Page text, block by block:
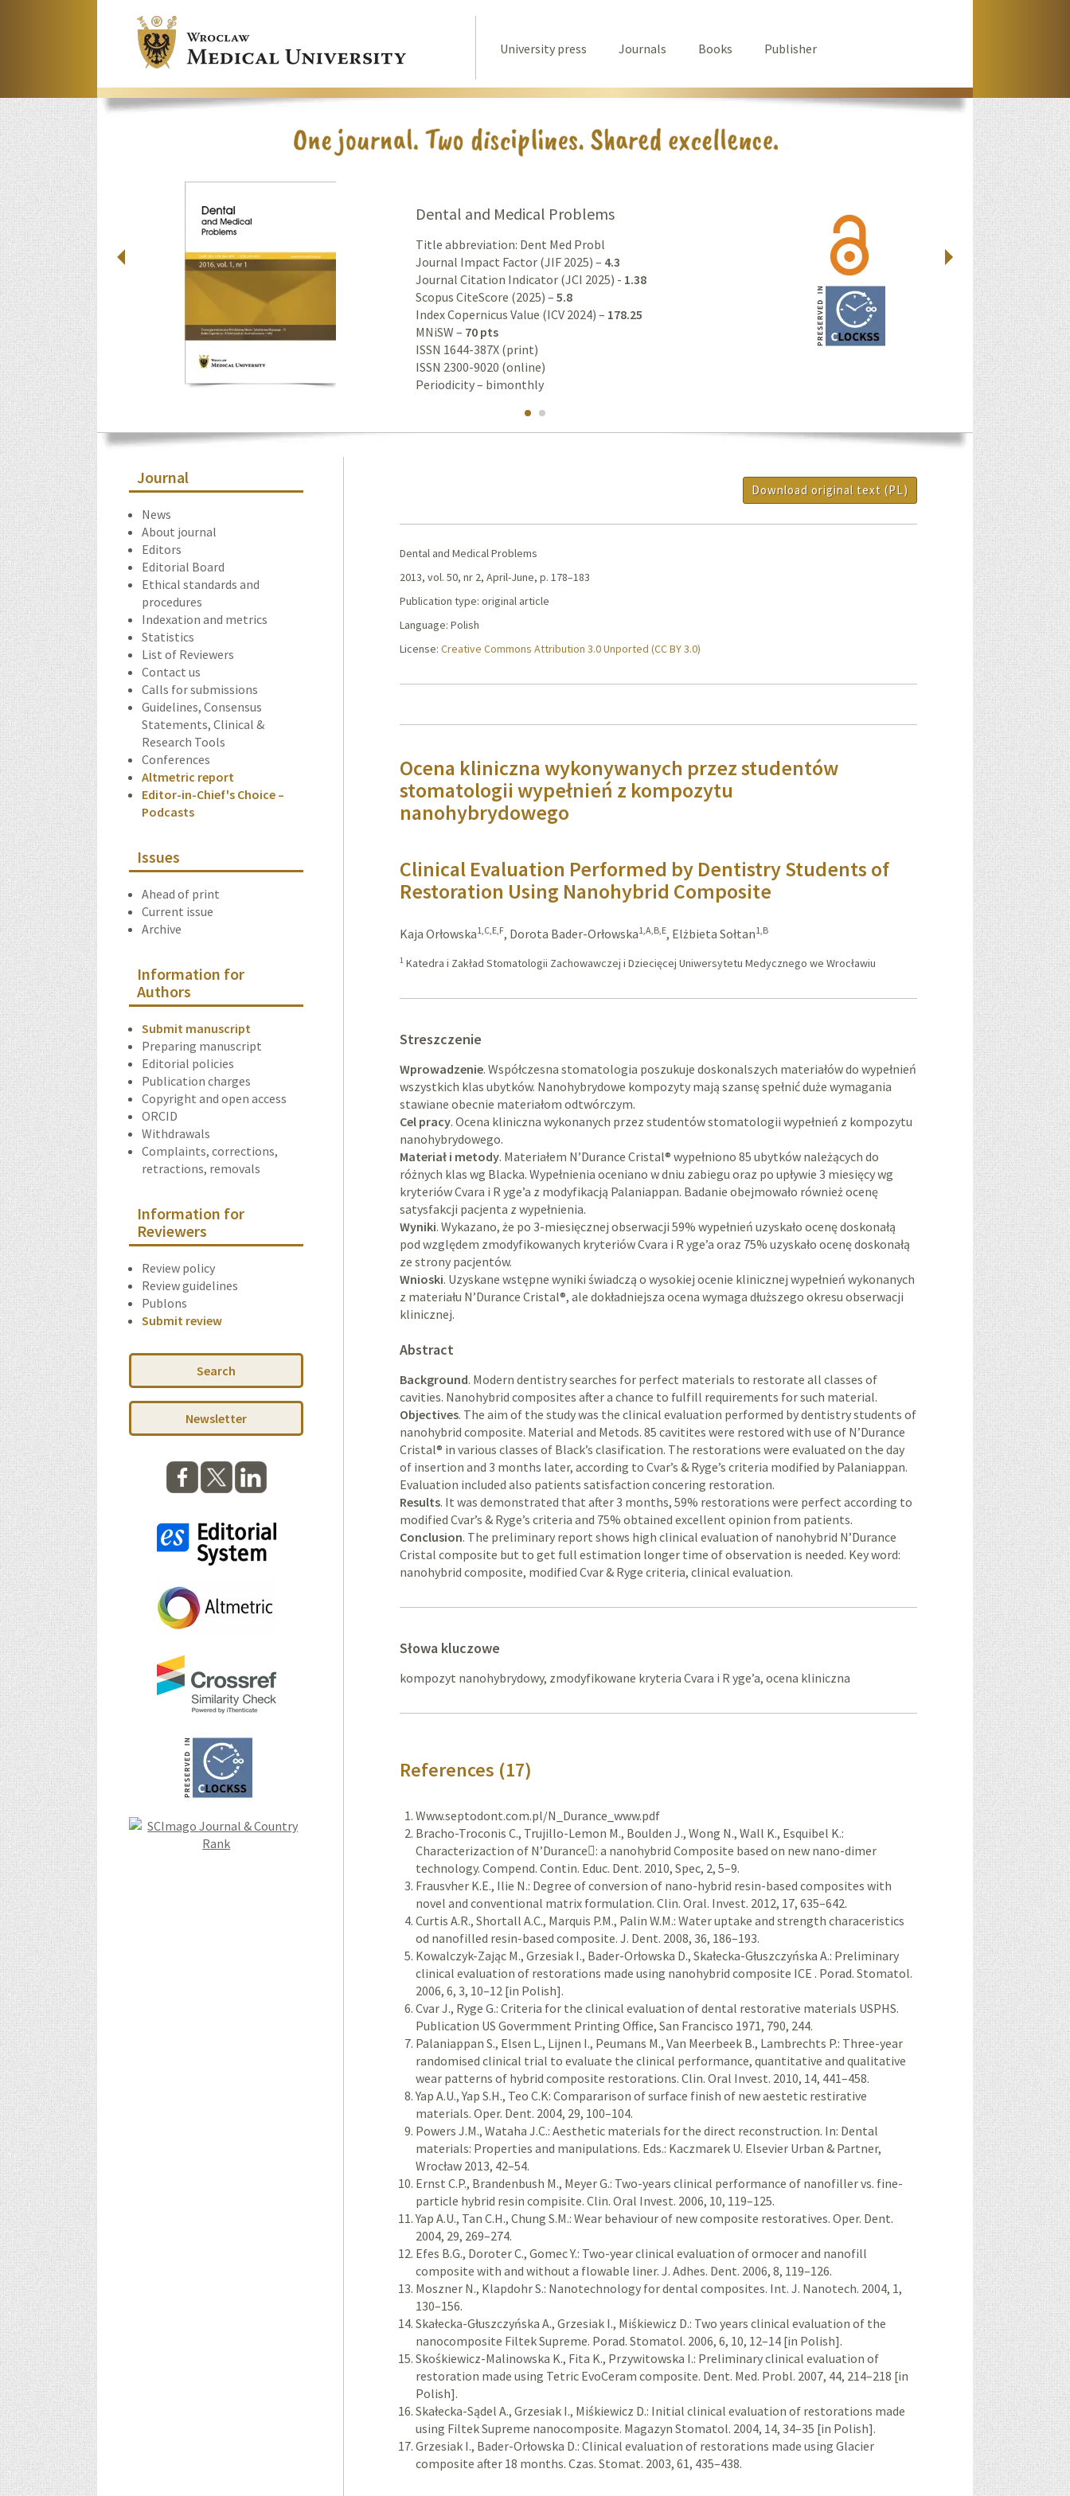
University press Journals Books Publisher
Dental and Medical Problems
Title abbreviation: Dent Med Probl
Journal Impact Factor (JIF 2025) – 4.3
Journal Citation Indicator (JCI 2025) - 1.38
Scopus CiteScore (2025) – 5.8
Index Copernicus Value (ICV 2024) – 178.25
MNiSW – 70 pts
ISSN 1644-387X (print)
ISSN 2300-9020 (online)
Periodicity – bimonthly
Journal
News
About journal
Editors
Editorial Board
Ethical standards and
procedures
Indexation and metrics
Statistics
List of Reviewers
Contact us
Calls for submissions
Guidelines, Consensus
Statements, Clinical &
Research Tools
Conferences
Altmetric report
Editor-in-Chief's Choice –
Podcasts
Issues
Ahead of print
Current issue
Archive
Information for
Authors
Submit manuscript
Preparing manuscript
Editorial policies
Publication charges
Copyright and open access
ORCID
Withdrawals
Complaints, corrections,
retractions, removals
Information for
Reviewers
Review policy
Review guidelines
Publons
Submit review
Search
Newsletter
Download original text (PL)
Dental and Medical Problems
2013, vol. 50, nr 2, April-June, p. 178–183
Publication type: original article
Language: Polish
License:Creative Commons Attribution 3.0 Unported (CC BY 3.0)
Ocena kliniczna wykonywanych przez studentów
stomatologii wypełnień z kompozytu
nanohybrydowego
Clinical Evaluation Performed by Dentistry Students of
Restoration Using Nanohybrid Composite
Kaja Orłowska1,C,E,F, Dorota Bader-Orłowska1,A,B,E, Elżbieta Sołtan1,B
1 Katedra i Zakład Stomatologii Zachowawczej i Dziecięcej Uniwersytetu Medycznego we Wrocławiu
Streszczenie
Wprowadzenie. Współczesna stomatologia poszukuje doskonalszych materiałów do wypełnień
wszystkich klas ubytków. Nanohybrydowe kompozyty mają szansę spełnić duże wymagania
stawiane obecnie materiałom odtwórczym.
Cel pracy. Ocena kliniczna wykonanych przez studentów stomatologii wypełnień z kompozytu
nanohybrydowego.
Materiał i metody. Materiałem N’Durance Cristal® wypełniono 85 ubytków należących do
różnych klas wg Blacka. Wypełnienia oceniano w dniu zabiegu oraz po upływie 3 miesięcy wg
kryteriów Cvara i R yge’a z modyfikacją Palaniappan. Badanie obejmowało również ocenę
satysfakcji pacjenta z wypełnienia.
Wyniki. Wykazano, że po 3-miesięcznej obserwacji 59% wypełnień uzyskało ocenę doskonałą
pod względem zmodyfikowanych kryteriów Cvara i R yge’a oraz 75% uzyskało ocenę doskonałą
ze strony pacjentów.
Wnioski. Uzyskane wstępne wyniki świadczą o wysokiej ocenie klinicznej wypełnień wykonanych
z materiału N’Durance Cristal®, ale dokładniejsza ocena wymaga dłuższego okresu obserwacji
klinicznej.
Abstract
Background. Modern dentistry searches for perfect materials to restorate all classes of
cavities. Nanohybrid composites after a chance to fulfill requirements for such material.
Objectives. The aim of the study was the clinical evaluation performed by dentistry students of
nanohybrid composite. Material and Metods. 85 cavitites were restored with use of N’Durance
Cristal® in various classes of Black’s clasification. The restorations were evaluated on the day
of insertion and 3 months later, according to Cvar’s & Ryge’s criteria modified by Palaniappan.
Evaluation included also patients satisfaction concering restoration.
Results. It was demonstrated that after 3 months, 59% restorations were perfect according to
modified Cvar’s & Ryge’s criteria and 75% obtained excellent opinion from patients.
Conclusion. The preliminary report shows high clinical evaluation of nanohybrid N’Durance
Cristal composite but to get full estimation longer time of observation is needed. Key word:
nanohybrid composite, modified Cvar & Ryge criteria, clinical evaluation.
Słowa kluczowe
kompozyt nanohybrydowy, zmodyfikowane kryteria Cvara i R yge’a, ocena kliniczna
References (17)
Www.septodont.com.pl/N_Durance_www.pdf
Bracho-Troconis C., Trujillo-Lemon M., Boulden J., Wong N., Wall K., Esquibel K.:
Characterizaction of N’Durance: a nanohybrid Composite based on new nano-dimer
technology. Compend. Contin. Educ. Dent. 2010, Spec, 2, 5–9.
Frausvher K.E., Ilie N.: Degree of conversion of nano-hybrid resin-based composites with
novel and conventional matrix formulation. Clin. Oral. Invest. 2012, 17, 635–642.
Curtis A.R., Shortall A.C., Marquis P.M., Palin W.M.: Water uptake and strength characeristics
od nanofilled resin-based composite. J. Dent. 2008, 36, 186–193.
Kowalczyk-Zając M., Grzesiak I., Bader-Orłowska D., Skałecka-Głuszczyńska A.: Preliminary
clinical evaluation of restorations made using nanohybrid composite ICE . Porad. Stomatol.
2006, 6, 3, 10–12 [in Polish].
Cvar J., Ryge G.: Criteria for the clinical evaluation of dental restorative materials USPHS.
Publication US Govermment Printing Office, San Francisco 1971, 790, 244.
Palaniappan S., Elsen L., Lijnen I., Peumans M., Van Meerbeek B., Lambrechts P.: Three-year
randomised clinical trial to evaluate the clinical performance, quantitative and qualitative
wear patterns of hybrid composite restorations. Clin. Oral Invest. 2010, 14, 441–458.
Yap A.U., Yap S.H., Teo C.K: Compararison of surface finish of new aestetic restirative
materials. Oper. Dent. 2004, 29, 100–104.
Powers J.M., Wataha J.C.: Aesthetic materials for the direct reconstruction. In: Dental
materials: Properties and manipulations. Eds.: Kaczmarek U. Elsevier Urban & Partner,
Wrocław 2013, 42–54.
Ernst C.P., Brandenbush M., Meyer G.: Two-years clinical performance of nanofiller vs. fine-
particle hybrid resin compisite. Clin. Oral Invest. 2006, 10, 119–125.
Yap A.U., Tan C.H., Chung S.M.: Wear behaviour of new composite restoratives. Oper. Dent.
2004, 29, 269–274.
Efes B.G., Doroter C., Gomec Y.: Two-year clinical evaluation of ormocer and nanofill
composite with and without a flowable liner. J. Adhes. Dent. 2006, 8, 119–126.
Moszner N., Klapdohr S.: Nanotechnology for dental composites. Int. J. Nanotech. 2004, 1,
130–156.
Skałecka-Głuszczyńska A., Grzesiak I., Miśkiewicz D.: Two years clinical evaluation of the
nanocomposite Filtek Supreme. Porad. Stomatol. 2006, 6, 10, 12–14 [in Polish].
Skośkiewicz-Malinowska K., Fita K., Przywitowska I.: Preliminary clinical evaluation of
restoration made using Tetric EvoCeram composite. Dent. Med. Probl. 2007, 44, 214–218 [in
Polish].
Skałecka-Sądel A., Grzesiak I., Miśkiewicz D.: Initial clinical evaluation of restorations made
using Filtek Supreme nanocomposite. Magazyn Stomatol. 2004, 14, 34–35 [in Polish].
Grzesiak I., Bader-Orłowska D.: Clinical evaluation of restorations made using Glacier
composite after 18 months. Czas. Stomat. 2003, 61, 435–438.